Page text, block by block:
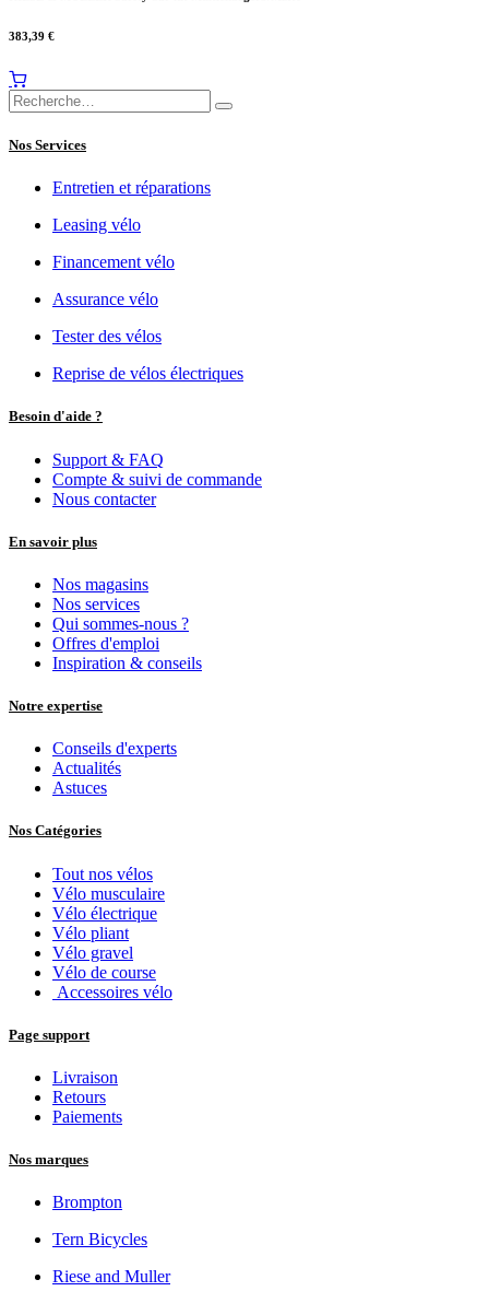
383,39 €
Nos Services
Entretien et réparations
Leasing vélo
Financement vélo
Assurance vélo
Tester des vélos
Reprise de vélos électriques
Besoin d'aide ?
Support & FAQ
Compte & suivi de commande
Nous contacter
En savoir plus
Nos magasins
Nos services
Qui sommes-nous ?
Offres d'emploi
Inspiration & conseils
Notre expertise
Conseils d'experts
Actualités
Astuces
Nos Catégories
Tout nos vélos
Vélo musculaire
Vélo électrique
Vélo pliant
Vélo gravel
Vélo de course
Accessoires vélo
Page support
Livraison
Retours
Paiements
Nos marques
Brompton
Tern Bicycles
Riese and Muller